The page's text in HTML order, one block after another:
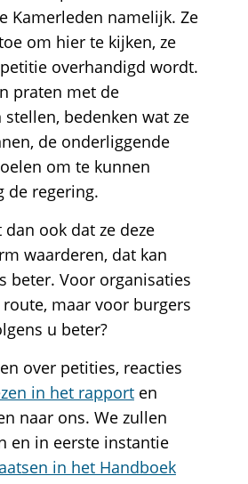
Kamerleden namelijk. Ze
om hier te kijken, ze
overhandigd wordt.
praten met de
bedenken wat ze
de onderliggende
om te kunnen
de regering.
ook dat ze deze
waarderen, dat kan
beter. Voor organisaties
maar voor burgers
u beter?
over petities, reacties
in het rapporten
naar ons. We zullen
en in eerste instantie
in het Handboek